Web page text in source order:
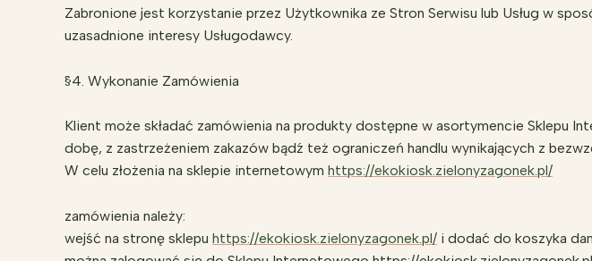
Zabronione jest korzystanie przez Użytkownika ze Stron Serwisu lub Usług w
uzasadnione interesy Usługodawcy.
§4. Wykonanie Zamówienia
Klient może składać zamówienia na produkty dostępne w asortymencie
dobę, z zastrzeżeniem zakazów bądź też ograniczeń handlu wynikających z
W celu złożenia na sklepie internetowym https://ekokiosk.zielonyzagonek.pl/
zamówienia należy:
wejść na stronę sklepu https://ekokiosk.zielonyzagonek.pl/ i dodać do koszyka